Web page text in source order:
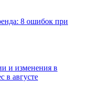
8 ошибок при
и изменения в
в августе